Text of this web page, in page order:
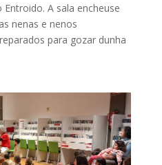
A sala encheuse
nenas e nenos
para gozar dunha